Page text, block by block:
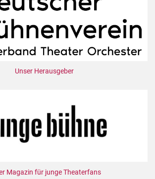
Unser Herausgeber
Magazin für junge Theaterfans